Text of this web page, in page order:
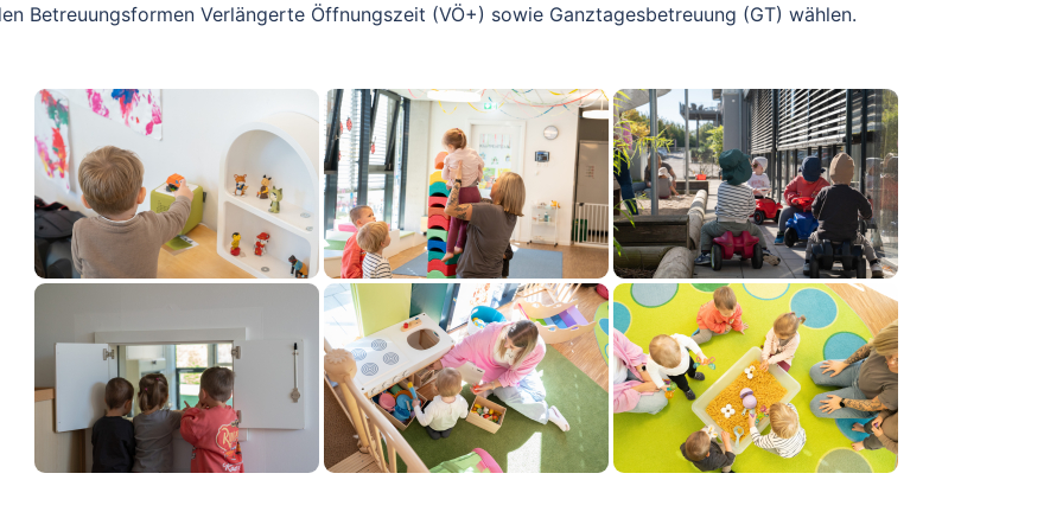
Betreuungsformen Verlängerte Öffnungszeit (VÖ+) sowie Ganztagesbetreuung (GT) wählen.